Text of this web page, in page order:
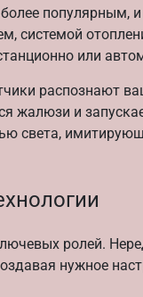
популярным,
системой
или
распознают
жалюзи и
света,
ролей.
нужное